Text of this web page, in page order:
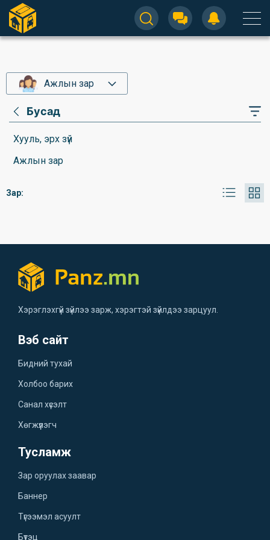
Ажлын зар
Бусад
Хууль, эрх зүй
Ажлын зар
Зар:
Хэрэглэхгүй зүйлээ зарж, хэрэгтэй зүйлдээ зарцуул.
Вэб сайт
Бидний тухай
Холбоо барих
Санал хүсэлт
Хөгжүүлэгч
Тусламж
Зар оруулах заавар
Баннер
Түгээмэл асуулт
Бүтэц